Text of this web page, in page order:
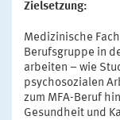
Zielsetzung:
Medizinische
Berufsgruppe in
arbeiten – wie
psychosozialen
zum MFA-Beruf
Gesundheit und